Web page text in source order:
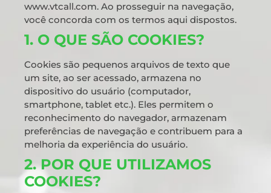
www.vtcall.com. Ao prosseguir na navegação,
você concorda com os termos aqui dispostos.
1. O QUE SÃO COOKIES?
Cookies são pequenos arquivos de texto que
um site, ao ser acessado, armazena no
dispositivo do usuário (computador,
smartphone, tablet etc.). Eles permitem o
reconhecimento do navegador, armazenam
preferências de navegação e contribuem para a
melhoria da experiência do usuário.
2. POR QUE UTILIZAMOS
COOKIES?